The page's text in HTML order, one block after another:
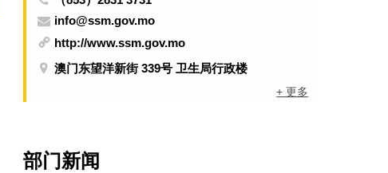
info@ssm.gov.mo
http://www.ssm.gov.mo
澳门东望洋新街 339号 卫生局行政楼
+ 更多
部门新闻